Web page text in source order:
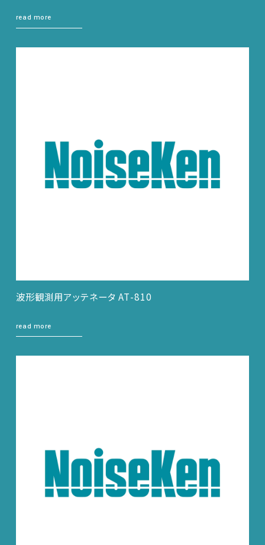
RF関連製品・試験システム
EMCソリューションセンター
サポートデスク
English 中文
read more
波形観測用アッテネータ AT-810
read more